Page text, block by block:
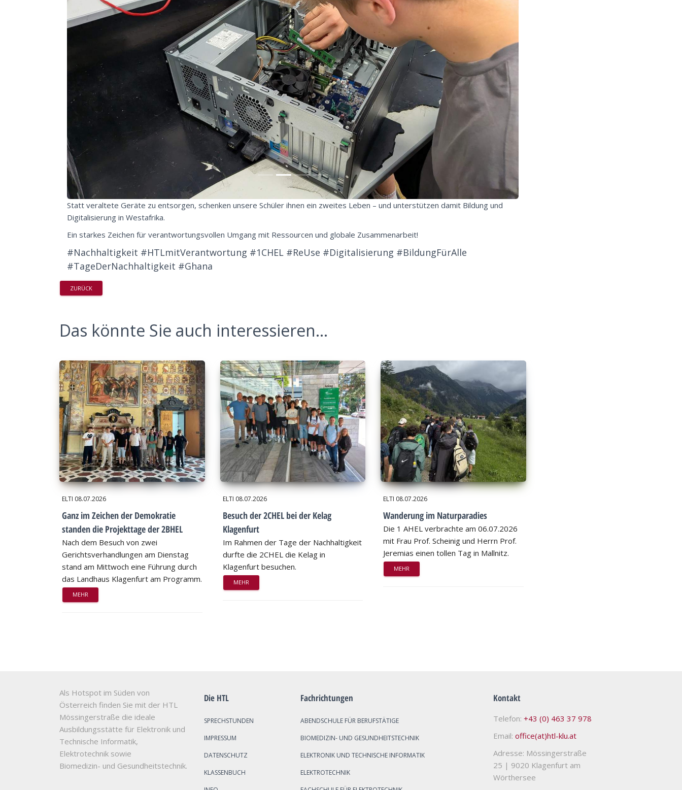
Statt veraltete Geräte zu entsorgen, schenken unsere Schüler ihnen ein zweites Leben – und unterstützen damit Bildung und
Digitalisierung in Westafrika.
Ein starkes Zeichen für verantwortungsvollen Umgang mit Ressourcen und globale Zusammenarbeit!
#Nachhaltigkeit #HTLmitVerantwortung #1CHEL #ReUse #Digitalisierung #BildungFürAlle
#TageDerNachhaltigkeit #Ghana
ZURÜCK
Das könnte Sie auch interessieren...
ELTI 08.07.2026
Ganz im Zeichen der Demokratie
standen die Projekttage der 2BHEL
Nach dem Besuch von zwei
Gerichtsverhandlungen am Dienstag
stand am Mittwoch eine Führung durch
das Landhaus Klagenfurt am Programm.
MEHR
ELTI 08.07.2026
Besuch der 2CHEL bei der Kelag
Klagenfurt
Im Rahmen der Tage der Nachhaltigkeit
durfte die 2CHEL die Kelag in
Klagenfurt besuchen.
MEHR
ELTI 08.07.2026
Wanderung im Naturparadies
Die 1 AHEL verbrachte am 06.07.2026
mit Frau Prof. Scheinig und Herrn Prof.
Jeremias einen tollen Tag in Mallnitz.
MEHR
Als Hotspot im Süden von
Österreich finden Sie mit der HTL
Mössingerstraße die ideale
Ausbildungsstätte für Elektronik und
Technische Informatik,
Elektrotechnik sowie
Biomedizin- und Gesundheitstechnik.
Die HTL
SPRECHSTUNDEN
IMPRESSUM
DATENSCHUTZ
KLASSENBUCH
Fachrichtungen
ABENDSCHULE FÜR BERUFSTÄTIGE
BIOMEDIZIN- UND GESUNDHEITSTECHNIK
ELEKTRONIK UND TECHNISCHE INFORMATIK
ELEKTROTECHNIK
Kontakt
Telefon: +43 (0) 463 37 978
Email: office(at)htl-klu.at
Adresse: Mössingerstraße
25 | 9020 Klagenfurt am
Wörthersee